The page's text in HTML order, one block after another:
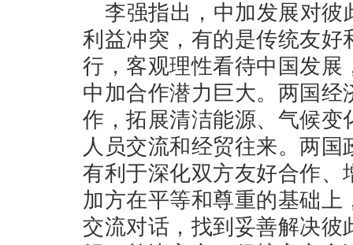
李强指出，中加发展对
利益冲突，有的是传统友
行，客观理性看待中国发
中加合作潜力巨大。两国
作，拓展清洁能源、气候
人员交流和经贸往来。两
有利于深化双方友好合作
加方在平等和尊重的基础
交流对话，找到妥善解决